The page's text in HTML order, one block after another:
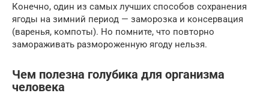
Конечно, один из самых лучших способов сохранения
ягоды на зимний период — заморозка и консервация
(варенья, компоты). Но помните, что повторно
замораживать размороженную ягоду нельзя.
Чем полезна голубика для организма
человека